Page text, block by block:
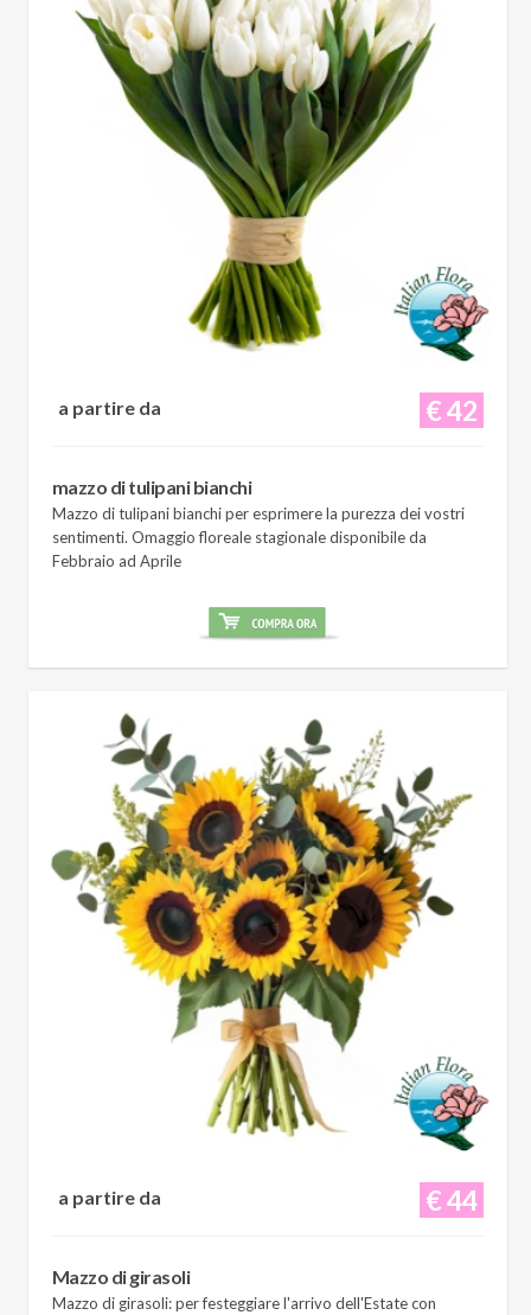
€ 42
a partire da
mazzo di tulipani bianchi
Mazzo di tulipani bianchi per esprimere la purezza dei vostri
sentimenti. Omaggio floreale stagionale disponibile da
Febbraio ad Aprile
€ 44
a partire da
Mazzo di girasoli
Mazzo di girasoli: per festeggiare l'arrivo dell'Estate con